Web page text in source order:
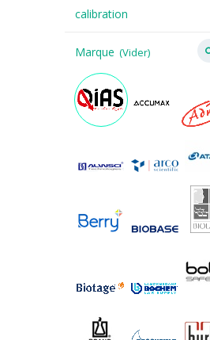
calibration
Marque (Vider)